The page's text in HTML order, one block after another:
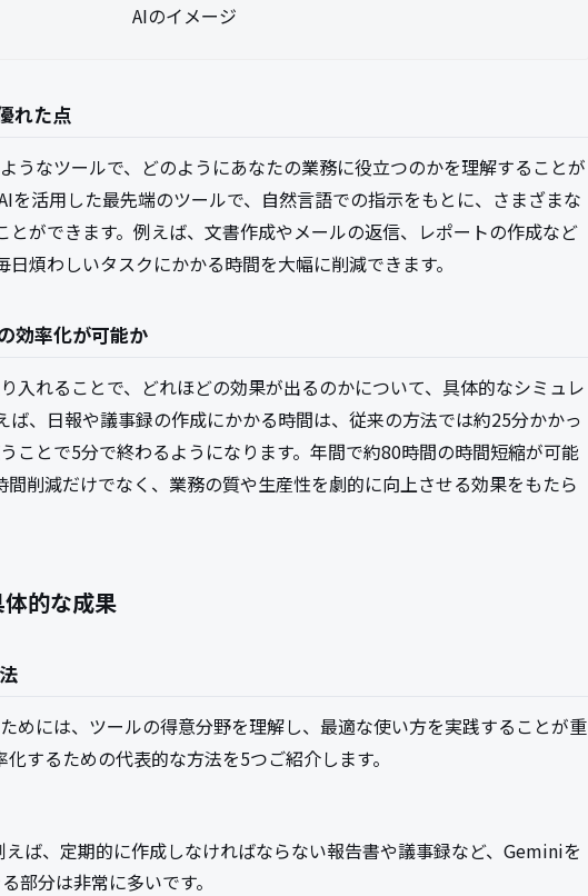
AIのイメージ
れた点
うなツールで、どのようにあなたの業務に役立つのかを理解することが
を活用した最先端のツールで、自然言語での指示をもとに、さまざまな
とができます。例えば、文書作成やメールの返信、レポートの作成など
煩わしいタスクにかかる時間を大幅に削減できます。
効率化が可能か
入れることで、どれほどの効果が出るのかについて、具体的なシミュレ
ば、日報や議事録の作成にかかる時間は、従来の方法では約25分かかっ
ことで5分で終わるようになります。年間で約80時間の時間短縮が可能
間削減だけでなく、業務の質や生産性を劇的に向上させる効果をもたら
的な成果
めには、ツールの得意分野を理解し、最適な使い方を実践することが重
するための代表的な方法を5つご紹介します。
えば、定期的に作成しなければならない報告書や議事録など、Geminiを
部分は非常に多いです。